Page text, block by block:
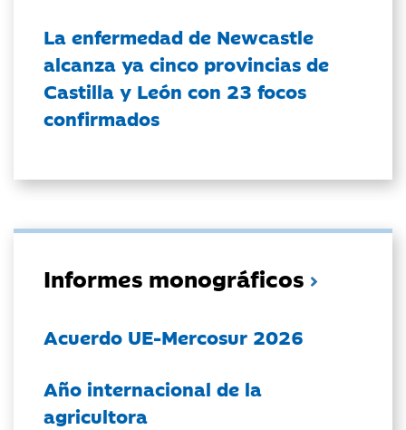
La enfermedad de Newcastle
alcanza ya cinco provincias de
Castilla y León con 23 focos
confirmados
Informes monográficos
Acuerdo UE-Mercosur 2026
Año internacional de la
agricultora